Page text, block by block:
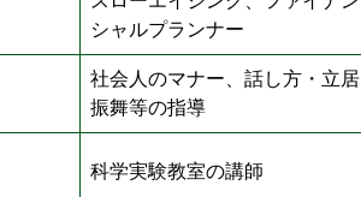
シャルプランナー
社会人のマナー、話し方・立居
振舞等の指導
科学実験教室の講師